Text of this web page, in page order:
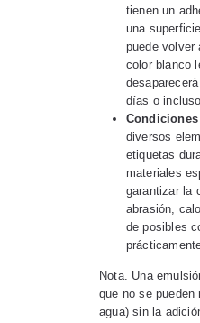
tienen un
una
puede volver
color blanco
días o
diversos
etiquetas
materiales
garantizar la
abrasión,
de posibles
Nota. Una
que no se
agua) sin la